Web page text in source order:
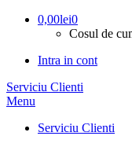
0,00lei0
Cosul de
Intra in cont
Serviciu Clienti
Menu
Serviciu Clienti